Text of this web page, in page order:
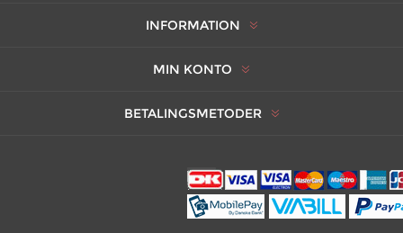
INFORMATION
MIN KONTO
BETALINGSMETODER